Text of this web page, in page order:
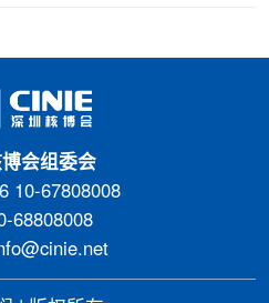
会组委会
10-67808008
68808008